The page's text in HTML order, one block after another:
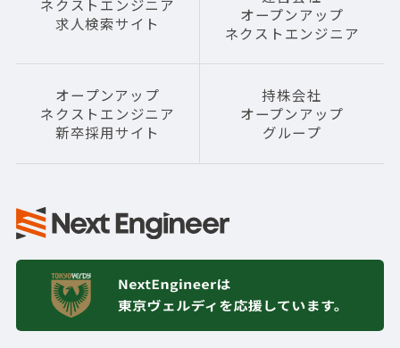
ネクストエンジニア
求人検索サイト
オープンアップ
ネクストエンジニア
オープンアップ
ネクストエンジニア
新卒採用サイト
持株会社
オープンアップ
グループ